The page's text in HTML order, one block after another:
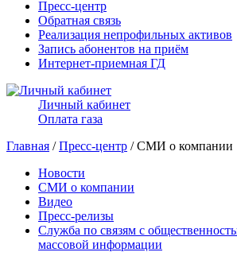
Пресс-центр
Обратная связь
Реализация непрофильных активов
Запись абонентов на приём
Интернет-приемная ГД
Личный кабинет
Оплата газа
Главная /Пресс-центр / СМИ о компании
Новости
СМИ о компании
Видео
Пресс-релизы
Служба по связям с
массовой информации